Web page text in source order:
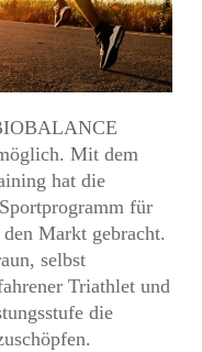
Mit dem
hat die
für
Markt gebracht.
selbst
Triathlet und
die